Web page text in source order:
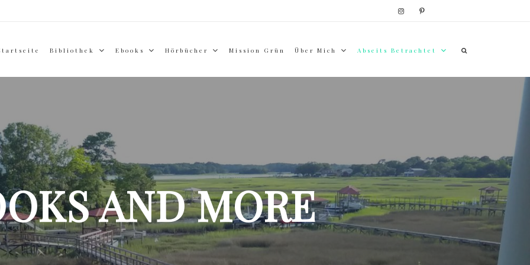
Bibliothek Ebooks Hörbücher Mission Grün Über Mich Abseits Betrachtet
AND MORE